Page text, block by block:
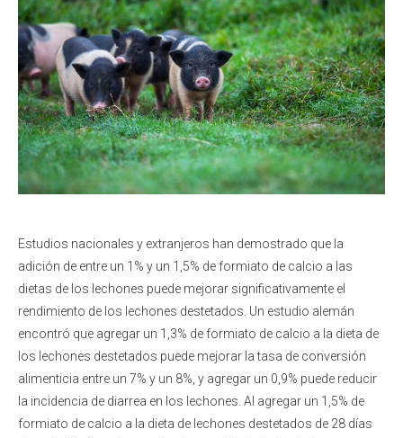
Estudios nacionales y extranjeros han demostrado que la
adición de entre un 1% y un 1,5% de formiato de calcio a las
dietas de los lechones puede mejorar significativamente el
rendimiento de los lechones destetados. Un estudio alemán
encontró que agregar un 1,3% de formiato de calcio a la dieta de
los lechones destetados puede mejorar la tasa de conversión
alimenticia entre un 7% y un 8%, y agregar un 0,9% puede reducir
la incidencia de diarrea en los lechones. Al agregar un 1,5% de
formiato de calcio a la dieta de lechones destetados de 28 días